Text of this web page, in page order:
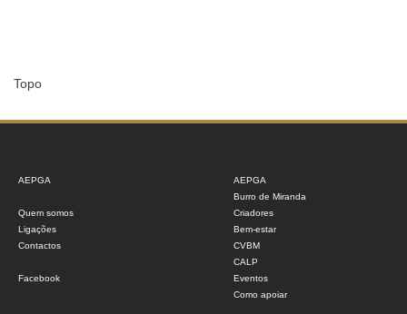
Topo
AEPGA
Quem somos
Ligações
Contactos
Facebook
AEPGA
Burro de Miranda
Criadores
Bem-estar
CVBM
CALP
Eventos
Como apoiar